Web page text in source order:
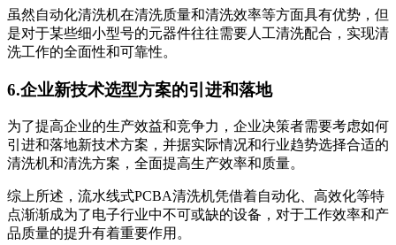
虽然自动化清洗机在清洗质量和清洗效率等方面具有优势，但
是对于某些细小型号的元器件往往需要人工清洗配合，实现清
洗工作的全面性和可靠性。
6.企业新技术选型方案的引进和落地
为了提高企业的生产效益和竞争力，企业决策者需要考虑如何
引进和落地新技术方案，并据实际情况和行业趋势选择合适的
清洗机和清洗方案，全面提高生产效率和质量。
综上所述，流水线式PCBA清洗机凭借着自动化、高效化等特
点渐渐成为了电子行业中不可或缺的设备，对于工作效率和产
品质量的提升有着重要作用。